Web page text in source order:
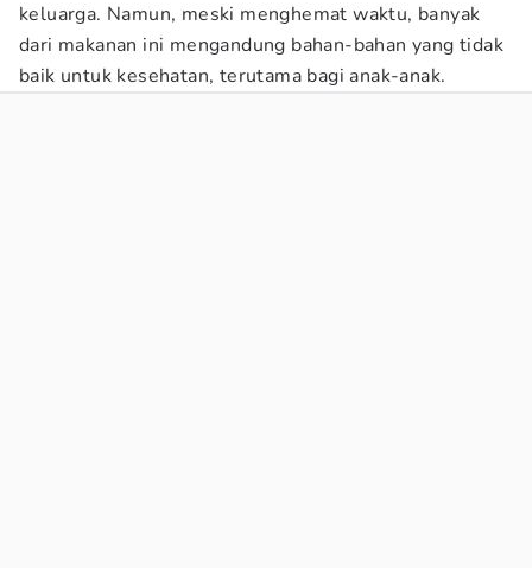
keluarga. Namun, meski menghemat waktu, banyak
dari makanan ini mengandung bahan-bahan yang tidak
baik untuk kesehatan, terutama bagi anak-anak.